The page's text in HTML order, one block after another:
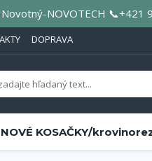
Novotný-NOVOTECH
DOPRAVA
KOSAČKY/